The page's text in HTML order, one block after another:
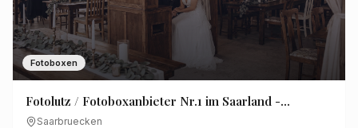
Fotoboxen
Fotolutz / Fotoboxanbieter Nr.1 im Saarland -
Matterport 3D Rundgänge- Businessfotos
Saarbruecken